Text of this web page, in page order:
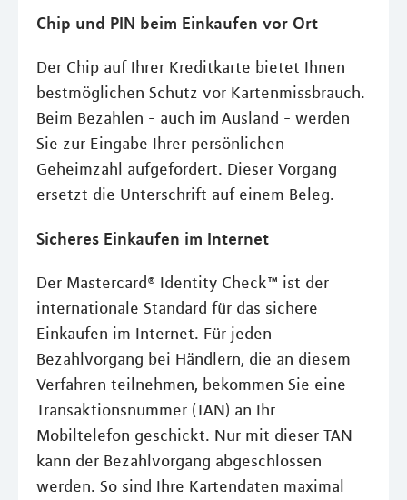
Chip und PIN beim Einkaufen vor Ort
Der Chip auf Ihrer Kreditkarte bietet Ihnen
bestmöglichen Schutz vor Kartenmissbrauch.
Beim Bezahlen - auch im Ausland - werden
Sie zur Eingabe Ihrer persönlichen
Geheimzahl aufgefordert. Dieser Vorgang
ersetzt die Unterschrift auf einem Beleg.
Sicheres Einkaufen im Internet
Der Mastercard® Identity Check™ ist der
internationale Standard für das sichere
Einkaufen im Internet. Für jeden
Bezahlvorgang bei Händlern, die an diesem
Verfahren teilnehmen, bekommen Sie eine
Transaktionsnummer (TAN) an Ihr
Mobiltelefon geschickt. Nur mit dieser TAN
kann der Bezahlvorgang abgeschlossen
werden. So sind Ihre Kartendaten maximal